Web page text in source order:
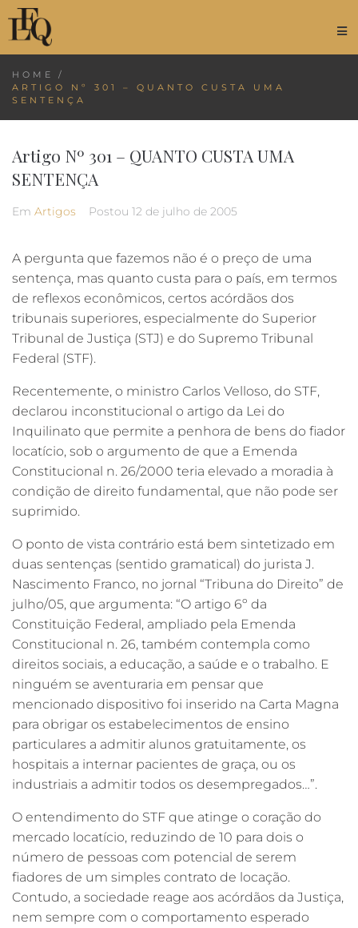
HOME
/
ARTIGO Nº 301 – QUANTO CUSTA UMA
SENTENÇA
Artigo Nº 301 – QUANTO CUSTA UMA
SENTENÇA
Em Artigos Postou 12 de julho de 2005
A pergunta que fazemos não é o preço de uma
sentença, mas quanto custa para o país, em termos
de reflexos econômicos, certos acórdãos dos
tribunais superiores, especialmente do Superior
Tribunal de Justiça (STJ) e do Supremo Tribunal
Federal (STF).
Recentemente, o ministro Carlos Velloso, do STF,
declarou inconstitucional o artigo da Lei do
Inquilinato que permite a penhora de bens do fiador
locatício, sob o argumento de que a Emenda
Constitucional n. 26/2000 teria elevado a moradia à
condição de direito fundamental, que não pode ser
suprimido.
O ponto de vista contrário está bem sintetizado em
duas sentenças (sentido gramatical) do jurista J.
Nascimento Franco, no jornal “Tribuna do Direito” de
julho/05, que argumenta: “O artigo 6º da
Constituição Federal, ampliado pela Emenda
Constitucional n. 26, também contempla como
direitos sociais, a educação, a saúde e o trabalho. E
ninguém se aventuraria em pensar que
mencionado dispositivo foi inserido na Carta Magna
para obrigar os estabelecimentos de ensino
particulares a admitir alunos gratuitamente, os
hospitais a internar pacientes de graça, ou os
industriais a admitir todos os desempregados…”.
O entendimento do STF que atinge o coração do
mercado locatício, reduzindo de 10 para dois o
número de pessoas com potencial de serem
fiadores de um simples contrato de locação.
Contudo, a sociedade reage aos acórdãos da Justiça,
nem sempre com o comportamento esperado